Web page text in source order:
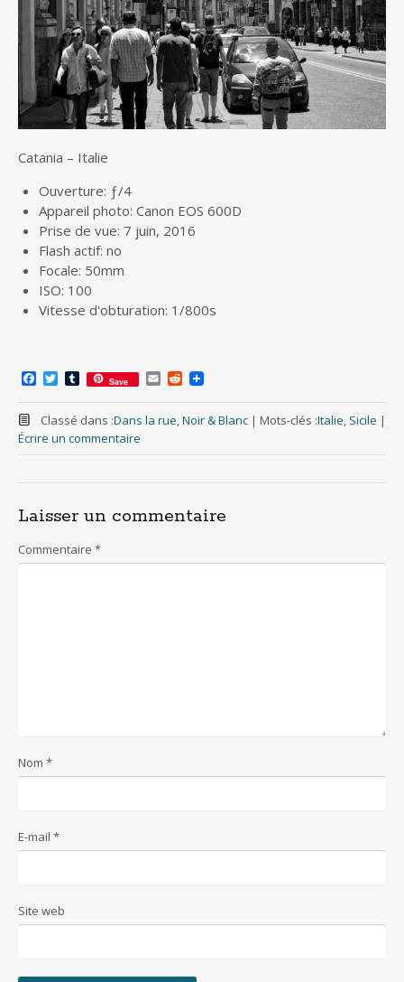
Catania – Italie
Ouverture: ƒ/4
Appareil photo: Canon EOS 600D
Prise de vue: 7 juin, 2016
Flash actif: no
Focale: 50mm
ISO: 100
Vitesse d'obturation: 1/800s
c
e
b
o
k
T
i
t
t
e
T
u
m
b
l
r
Save E
a
i
R
d
d
t
Classé dans :Dans la rue,Noir & Blanc | Mots-clés :Italie, Sicile |
Écrire un commentaire
Laisser un commentaire
Commentaire *
Nom *
E-mail *
Site web